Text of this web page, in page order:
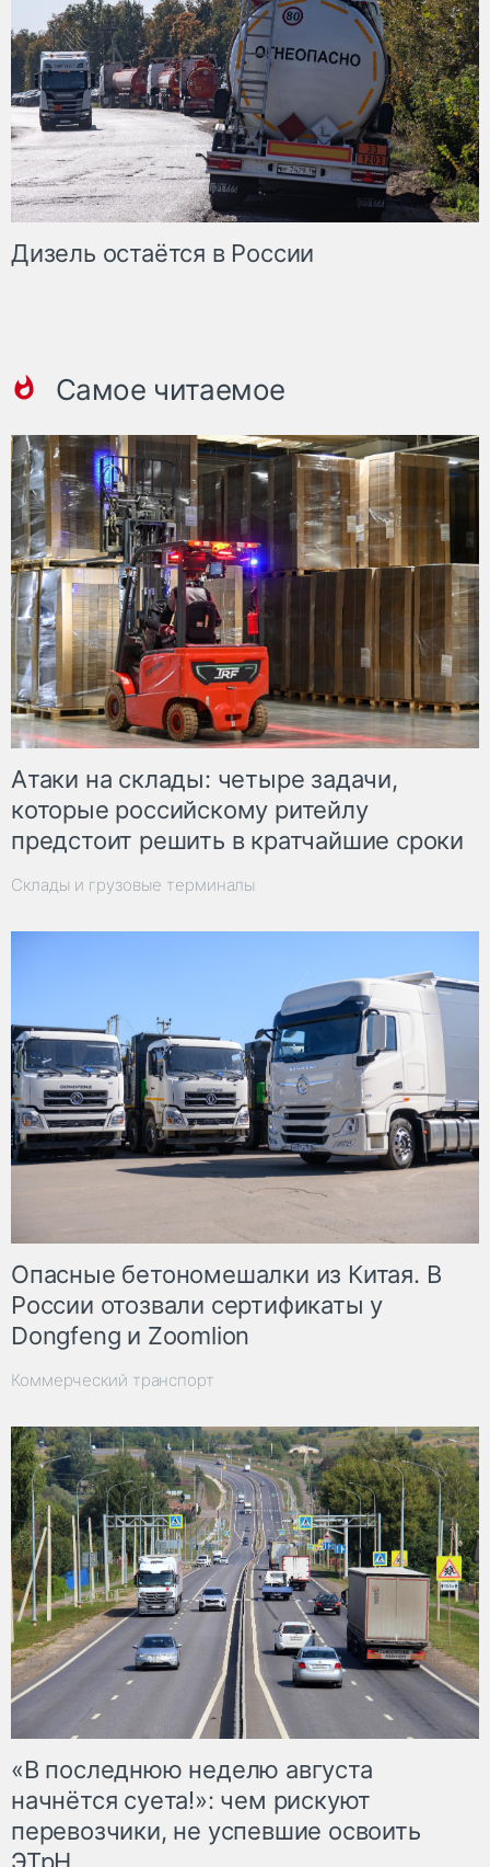
Дизель остаётся в России
Самое читаемое
Атаки на склады: четыре задачи,
которые российскому ритейлу
предстоит решить в кратчайшие сроки
Склады и грузовые терминалы
Опасные бетономешалки из Китая. В
России отозвали сертификаты у
Dongfeng и Zoomlion
Коммерческий транспорт
«В последнюю неделю августа
начнётся суета!»: чем рискуют
перевозчики, не успевшие освоить